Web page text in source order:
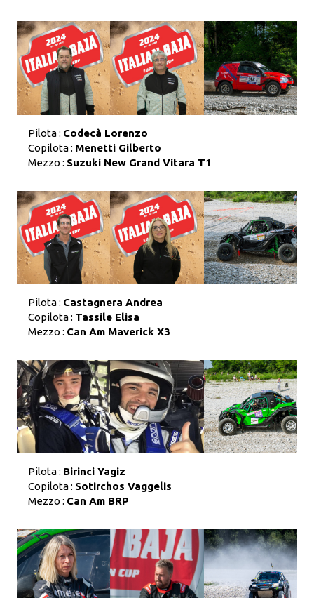
Pilota : Codecà Lorenzo
Copilota : Menetti Gilberto
Mezzo : Suzuki New Grand Vitara T1
Pilota : Castagnera Andrea
Copilota : Tassile Elisa
Mezzo : Can Am Maverick X3
Pilota : Birinci Yagiz
Copilota : Sotirchos Vaggelis
Mezzo : Can Am BRP